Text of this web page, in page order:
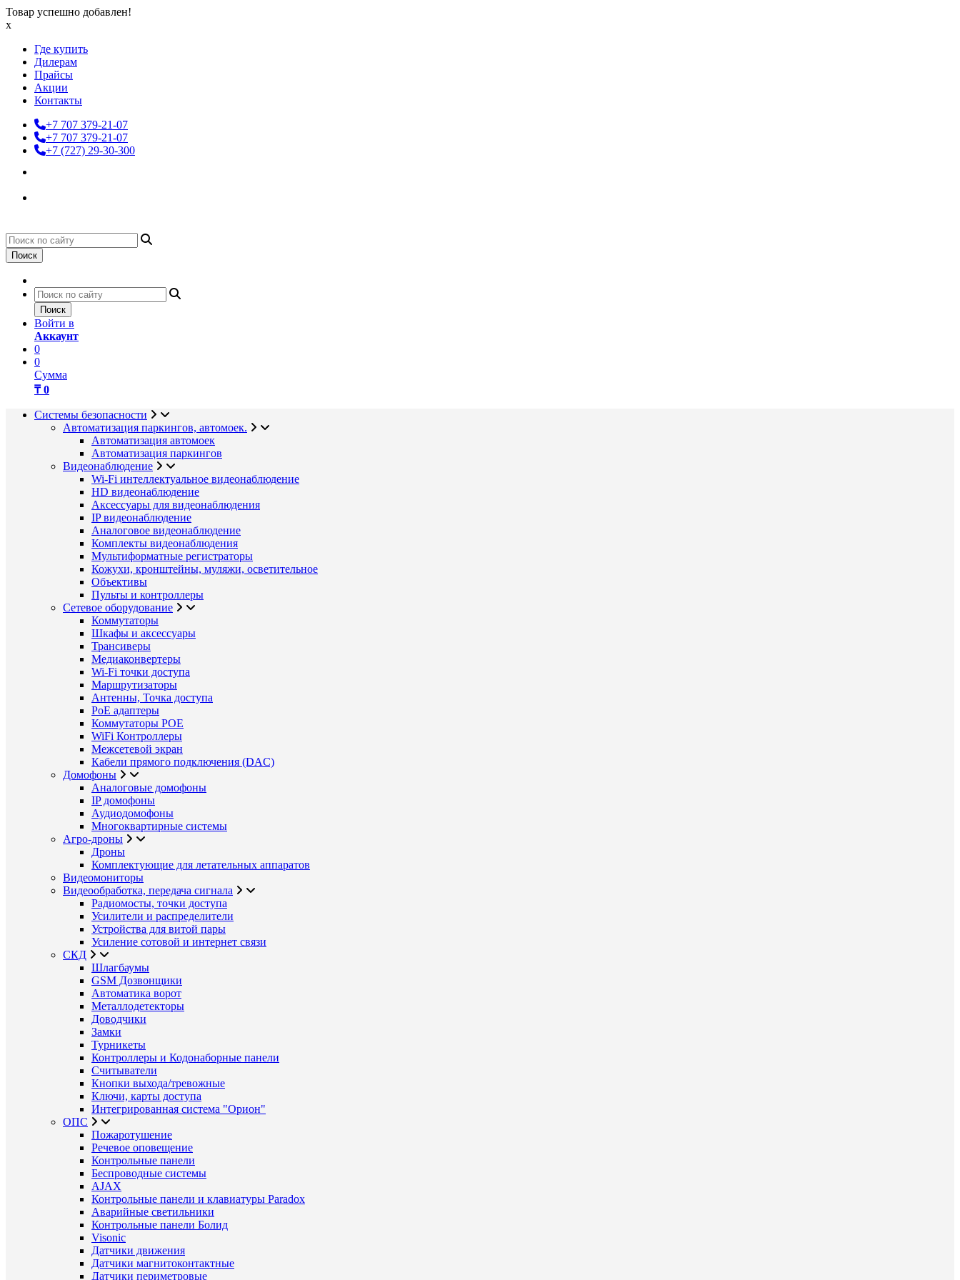
Товар успешно добавлен!
x
Где купить
Дилерам
Прайсы
Акции
Контакты
+7 707 379-21-07
+7 707 379-21-07
+7 (727) 29-30-300
Поиск
Поиск
Войти в
Аккаунт
0
0
Сумма
₸ 0
Системы безопасности
Автоматизация паркингов, автомоек.
Автоматизация автомоек
Автоматизация паркингов
Видеонаблюдение
Wi-Fi интеллектуальное видеонаблюдение
HD видеонаблюдение
Аксессуары для видеонаблюдения
IP видеонаблюдение
Аналоговое видеонаблюдение
Комплекты видеонаблюдения
Мультиформатные регистраторы
Кожухи, кронштейны, муляжи, осветительное
Объективы
Пульты и контроллеры
Сетевое оборудование
Коммутаторы
Шкафы и аксессуары
Трансиверы
Медиаконвертеры
Wi-Fi точки доступа
Маршрутизаторы
Антенны, Точка доступа
PoE адаптеры
Коммутаторы POE
WiFi Контроллеры
Межсетевой экран
Кабели прямого подключения (DAC)
Домофоны
Аналоговые домофоны
IP домофоны
Аудиодомофоны
Многоквартирные системы
Агро-дроны
Дроны
Комплектующие для летательных аппаратов
Видеомониторы
Видеообработка, передача сигнала
Радиомосты, точки доступа
Усилители и распределители
Устройства для витой пары
Усиление сотовой и интернет связи
СКД
Шлагбаумы
GSM Дозвонщики
Автоматика ворот
Металлодетекторы
Доводчики
Замки
Турникеты
Контроллеры и Кодонаборные панели
Считыватели
Кнопки выхода/тревожные
Ключи, карты доступа
Интегрированная система "Орион"
ОПС
Пожаротушение
Речевое оповещение
Контрольные панели
Беспроводные системы
AJAX
Контрольные панели и клавиатуры Paradox
Аварийные светильники
Контрольные панели Болид
Visonic
Датчики движения
Датчики магнитоконтактные
Датчики периметровые